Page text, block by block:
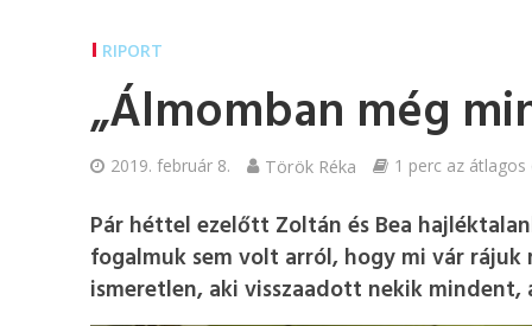
RIPORT
„Álmomban még
2019. február 8. Török Réka 1 perc az átlagos
Pár héttel ezelőtt Zoltán és Bea
fogalmuk sem volt arról, hogy mi vár rájuk
ismeretlen, aki visszaadott nekik